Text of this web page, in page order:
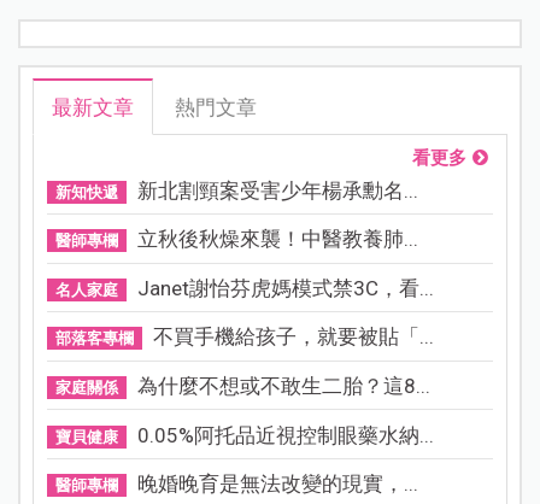
最新文章 熱門文章
看更多
新知快遞 新北割頸案受害少年楊承勳名...
醫師專欄 立秋後秋燥來襲！中醫教養肺...
名人家庭 Janet謝怡芬虎媽模式禁3C，看...
部落客專欄 不買手機給孩子，就要被貼「...
家庭關係 為什麼不想或不敢生二胎？這8...
寶貝健康 0.05%阿托品近視控制眼藥水納...
醫師專欄 晚婚晚育是無法改變的現實，...